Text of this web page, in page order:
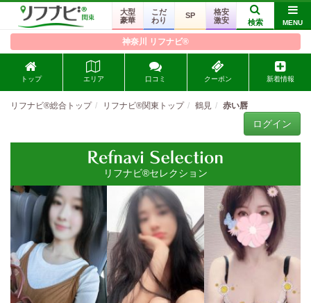
大型
豪華
こだ
わり
SP
格安
激安
検索 MENU
神奈川 リフナビ®
トップ エリア 口コミ クーポン 新着情報
リフナビ®総合トップ リフナビ®関東トップ 鶴見 赤い唇
ログイン
リフナビ®セレクション